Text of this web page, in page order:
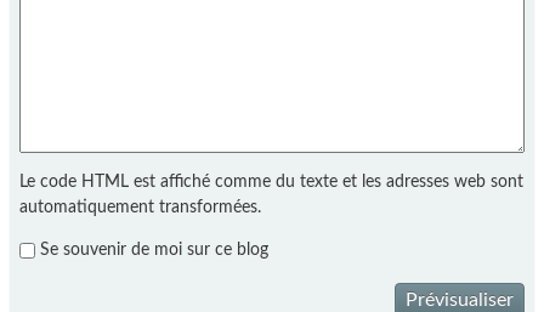
Le code HTML est affiché comme du texte et les adresses web sont
automatiquement transformées.
Se souvenir de moi sur ce blog
Prévisualiser